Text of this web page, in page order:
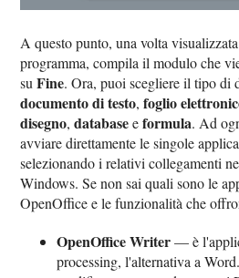
A questo punto, una volta
programma, compila il modulo che
suFine. Ora, puoi scegliere il tipo di
documento di testo,foglio
disegno,databaseeformula. Ad
avviare direttamente le singole
selezionando i relativi collegamenti
Windows. Se non sai quali sono le
OpenOffice e le funzionalità che
OpenOffice Writer— è
processing, l'alternativa a